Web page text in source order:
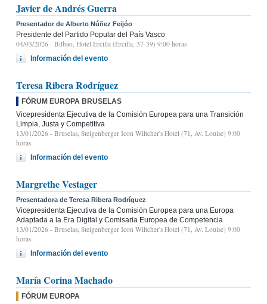
Javier de Andrés Guerra
Presentador de Alberto Núñez Feijóo
Presidente del Partido Popular del País Vasco
04/03/2026 - Bilbao, Hotel Ercilla (Ercilla, 37-39) 9:00 horas
Información del evento
Teresa Ribera Rodríguez
FÓRUM EUROPA BRUSELAS
Vicepresidenta Ejecutiva de la Comisión Europea para una Transición
Limpia, Justa y Competitiva
13/01/2026 - Bruselas, Steigenberger Icon Wiltcher's Hotel (71, Av. Louise) 9:00
horas
Información del evento
Margrethe Vestager
Presentadora de Teresa Ribera Rodríguez
Vicepresidenta Ejecutiva de la Comisión Europea para una Europa
Adaptada a la Era Digital y Comisaria Europea de Competencia
13/01/2026 - Bruselas, Steigenberger Icon Wiltcher's Hotel (71, Av. Louise) 9:00
horas
Información del evento
María Corina Machado
FÓRUM EUROPA